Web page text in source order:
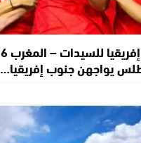
يواجهن جنوب إفريقيا…